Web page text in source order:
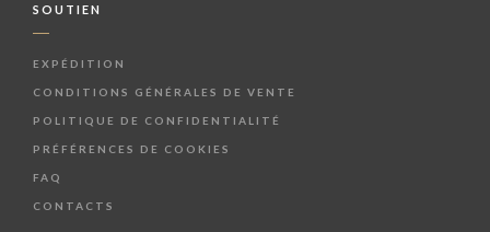
SOUTIEN
EXPÉDITION
CONDITIONS GÉNÉRALES DE VENTE
POLITIQUE DE CONFIDENTIALITÉ
PRÉFÉRENCES DE COOKIES
FAQ
CONTACTS